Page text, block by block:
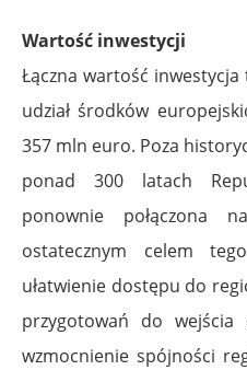
Wartość inwestycji
Łączna wartość
udział środków
357 mln euro. Poza
ponad 300 latach
ponownie połączona
ostatecznym celem
ułatwienie dostępu do
przygotowań do
wzmocnienie spójności